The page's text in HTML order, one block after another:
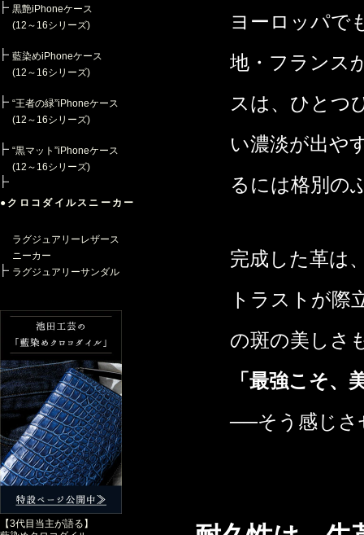
黒艶iPhoneケース
(12～16シリーズ)
藍染めiPhoneケース
(12～16シリーズ)
“王者の緑”iPhoneケース
(12～16シリーズ)
“黒マット”iPhoneケース
(12～16シリーズ)
●クロコダイルスニーカー
ラグジュアリーレザース
ニーカー
ラグジュアリーサンダル
【3代目当主が語る】
ヨーロッパで
地・フランス
スは、ひとつ
い濃淡が出や
るには格別の
完成した革は
トラストが際
の斑の美しさ
「最強こそ、
──そう感じさ